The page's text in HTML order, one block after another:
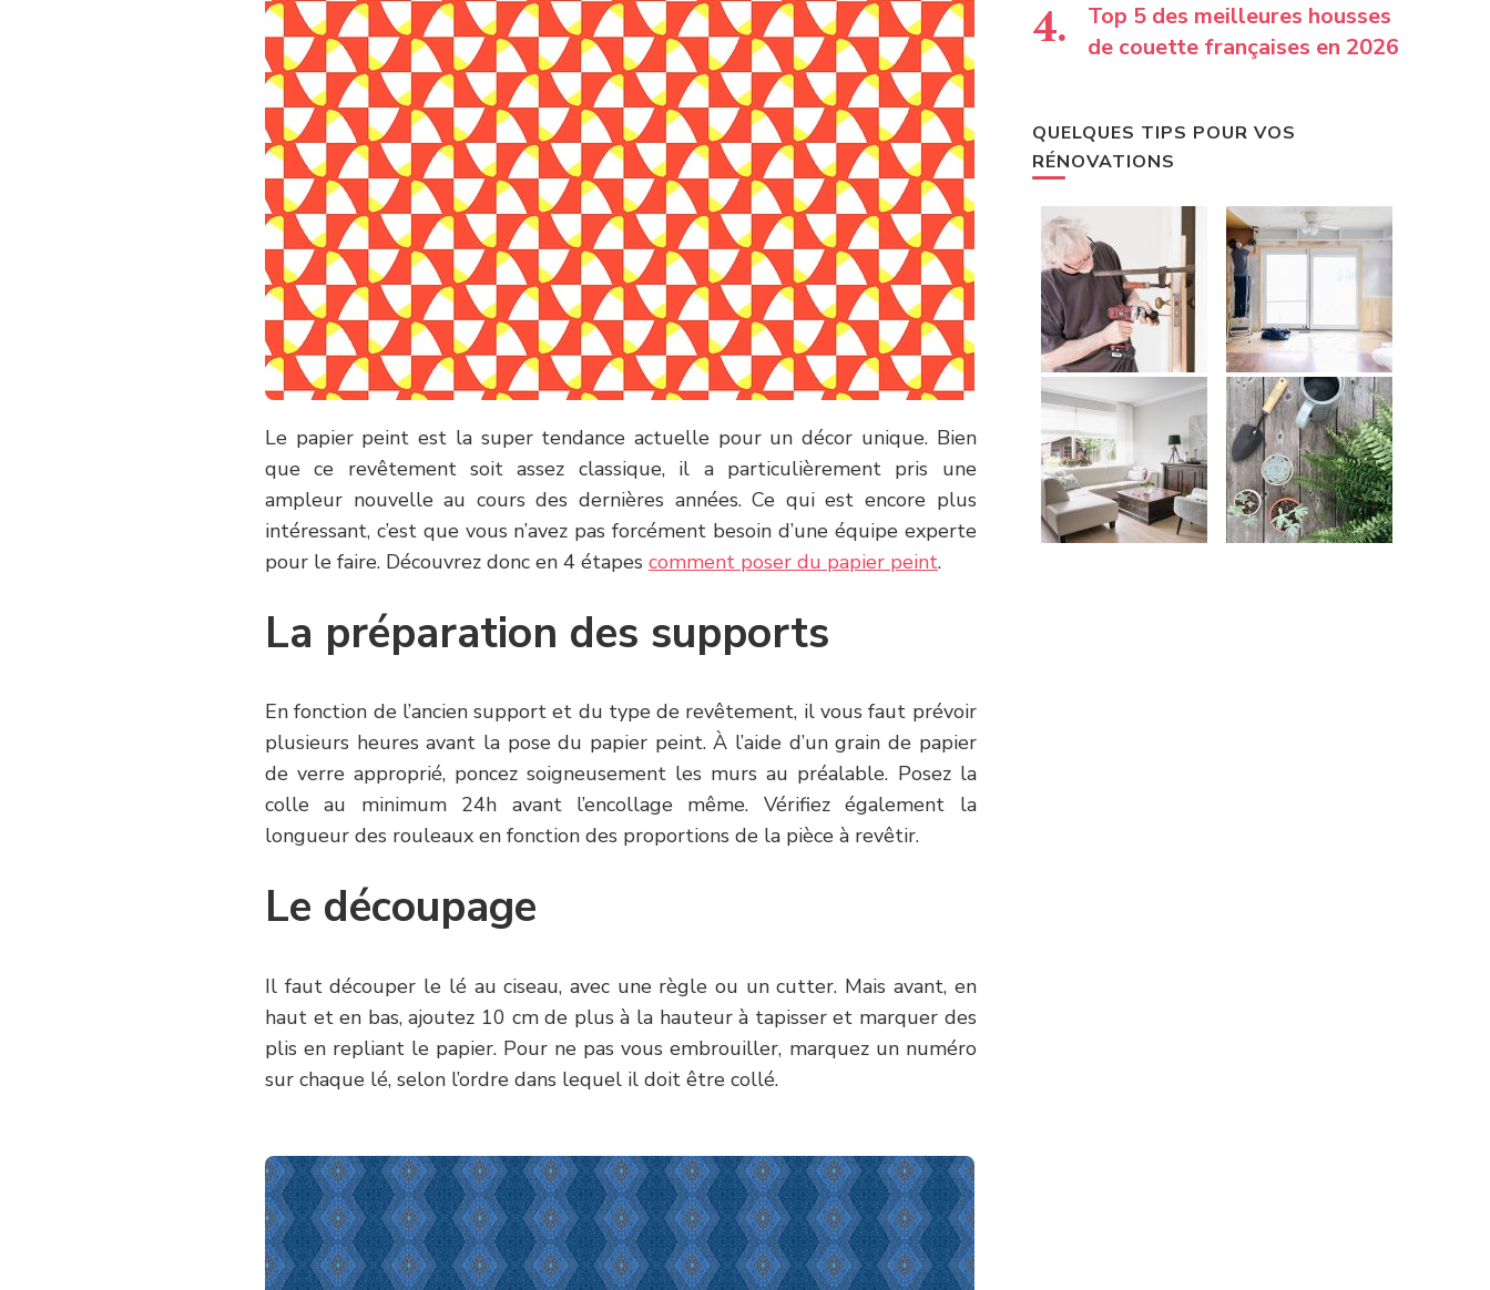
Le papier peint est la super tendance actuelle pour un décor unique. Bien
que ce revêtement soit assez classique, il a particulièrement pris une
ampleur nouvelle au cours des dernières années. Ce qui est encore plus
intéressant, c’est que vous n’avez pas forcément besoin d’une équipe experte
pour le faire. Découvrez donc en 4 étapes comment poser du papier peint.
La préparation des supports
En fonction de l’ancien support et du type de revêtement, il vous faut prévoir
plusieurs heures avant la pose du papier peint. À l’aide d’un grain de papier
de verre approprié, poncez soigneusement les murs au préalable. Posez la
colle au minimum 24h avant l’encollage même. Vérifiez également la
longueur des rouleaux en fonction des proportions de la pièce à revêtir.
Le découpage
Il faut découper le lé au ciseau, avec une règle ou un cutter. Mais avant, en
haut et en bas, ajoutez 10 cm de plus à la hauteur à tapisser et marquer des
plis en repliant le papier. Pour ne pas vous embrouiller, marquez un numéro
sur chaque lé, selon l’ordre dans lequel il doit être collé.
Top 5 des meilleures housses
de couette françaises en 2026
QUELQUES TIPS POUR VOS
RÉNOVATIONS